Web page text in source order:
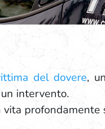
del dovere,
intervento.
profondamente